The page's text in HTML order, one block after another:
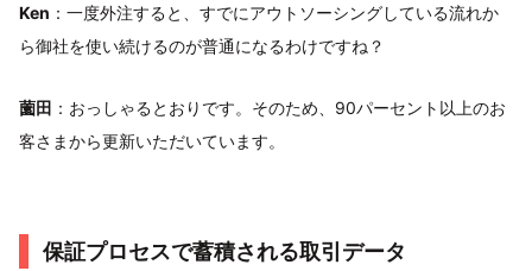
Ken ：一度外注すると、すでにアウトソーシングしている流れか
ら御社を使い続けるのが普通になるわけですね？
薗田 ：おっしゃるとおりです。そのため、90パーセント以上のお
客さまから更新いただいています。
保証プロセスで蓄積される取引データ